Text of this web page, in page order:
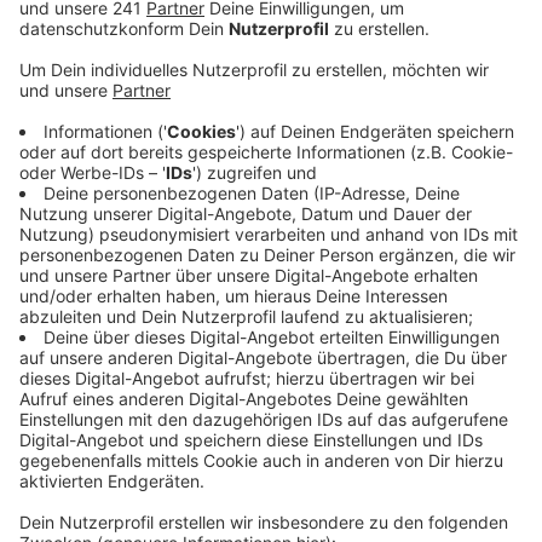
Veröffentlicht:Mittwoch, 07.10.2020 08:16
Anzeige
Der Vorwurf lautete, dass das Unternehmen keine
ausreichenden Maßnahmen ergriffen hätte, um zu
verhindern, dass Unberechtigte bei der Telefonhotline
fremde Kundendaten abgreifen können. Denn die
Daten seien nur mit dem Namen und dem
Geburtsdatum der Kunden als Kennwörter gesichert.
Das sei viel zu leicht zu knacken, hieß es vom
Datenschutzbeauftragten 1&1 hat gegen diese Strafe
Einspruch eingelegt, jetzt muss sich das Bonner
Landgericht damit befassen. Die Verhandlung findet
bei uns statt, weil die Bundesbehörde für Datenschutz